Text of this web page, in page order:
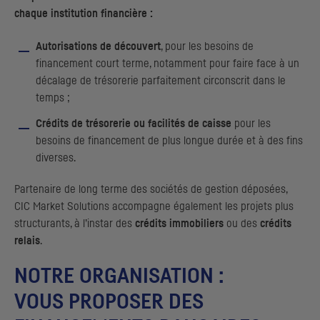
chaque institution financière :
Autorisations de découvert, pour les besoins de
financement court terme, notamment pour faire face à un
décalage de trésorerie parfaitement circonscrit dans le
temps ;
Crédits de trésorerie ou facilités de caisse pour les
besoins de financement de plus longue durée et à des fins
diverses.
Partenaire de long terme des sociétés de gestion déposées,
CIC Market Solutions accompagne également les projets plus
structurants, à l’instar des crédits immobiliers ou des crédits
relais.
NOTRE ORGANISATION :
VOUS PROPOSER DES